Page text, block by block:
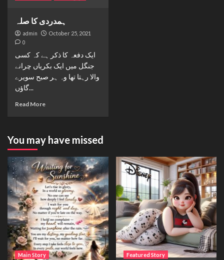
ہمدردی کا صلہ
admin October 25, 2021
0
ایک دفعہ کا ذکر ہے کہ کسی
جنگل میں ایک بکریاں چرانے
والا رہتا تھا وہ ہر صبح سویرے
گاؤں...
Read More
You may have missed
Main Story Featured Story